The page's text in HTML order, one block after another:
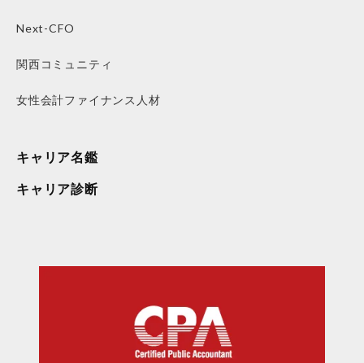
Next-CFO
関西コミュニティ
女性会計ファイナンス人材
キャリア名鑑
キャリア診断